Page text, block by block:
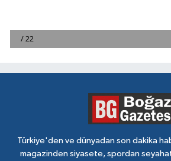
Türkiye'den ve dünyadan son dakika
magazinden siyasete, spordan